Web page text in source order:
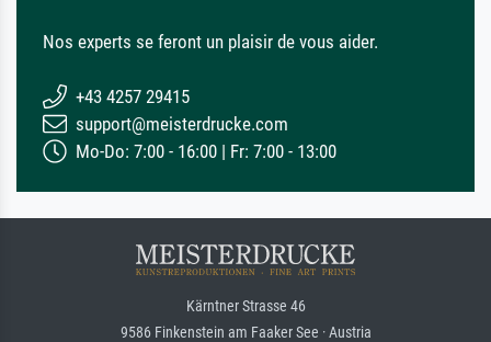
Nos experts se feront un plaisir de vous aider.
+43 4257 29415
support@meisterdrucke.com
Mo-Do: 7:00 - 16:00 | Fr: 7:00 - 13:00
Kärntner Strasse 46
9586 Finkenstein am Faaker See · Austria